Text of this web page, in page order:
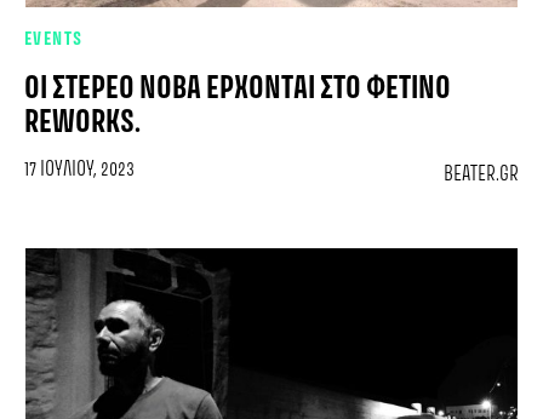
EVENTS
ΟΙ ΣΤΕΡΕΟ ΝΟΒΑ ΈΡΧΟΝΤΑΙ ΣΤΟ ΦΕΤΙΝΟ
REWORKS.
17 ΙΟΥΛΊΟΥ, 2023 BEATER.GR